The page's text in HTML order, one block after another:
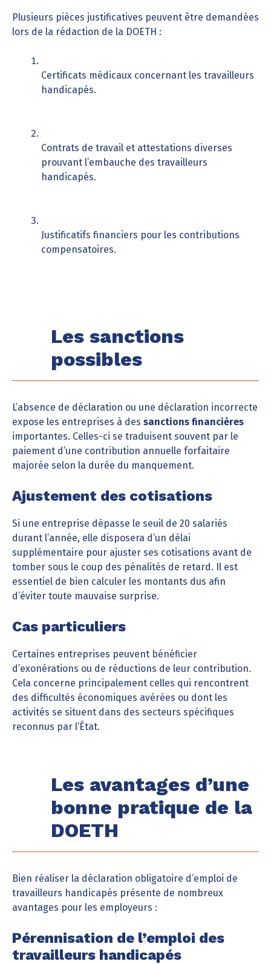
Plusieurs pièces justificatives peuvent être demandées
lors de la rédaction de la DOETH :
Certificats médicaux concernant les travailleurs
handicapés.
Contrats de travail et attestations diverses
prouvant l’embauche des travailleurs
handicapés.
Justificatifs financiers pour les contributions
compensatoires.
Les sanctions
possibles
L’absence de déclaration ou une déclaration incorrecte
expose les entreprises à des sanctions financières
importantes. Celles-ci se traduisent souvent par le
paiement d’une contribution annuelle forfaitaire
majorée selon la durée du manquement.
Ajustement des cotisations
Si une entreprise dépasse le seuil de 20 salariés
durant l’année, elle disposera d’un délai
supplémentaire pour ajuster ses cotisations avant de
tomber sous le coup des pénalités de retard. Il est
essentiel de bien calculer les montants dus afin
d’éviter toute mauvaise surprise.
Cas particuliers
Certaines entreprises peuvent bénéficier
d’exonérations ou de réductions de leur contribution.
Cela concerne principalement celles qui rencontrent
des difficultés économiques avérées ou dont les
activités se situent dans des secteurs spécifiques
reconnus par l’État.
Les avantages d’une
bonne pratique de la
DOETH
Bien réaliser la déclaration obligatoire d’emploi de
travailleurs handicapés présente de nombreux
avantages pour les employeurs :
Pérennisation de l’emploi des
travailleurs handicapés